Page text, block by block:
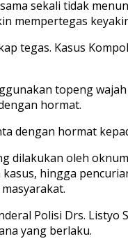
sekali tidak
mempertegas
tegas. Kasus
topeng
hormat.
dengan hormat
dilakukan oleh
hingga
Polisi Drs.
yang berlaku.